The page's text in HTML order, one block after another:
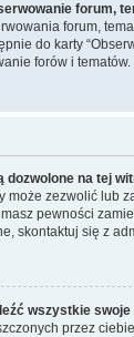
forum,
forum,
do karty
forów i tematów.
dozwolone na tej
może zezwolić lub
pewności
skontaktuj się z
wszystkie swoje
przez